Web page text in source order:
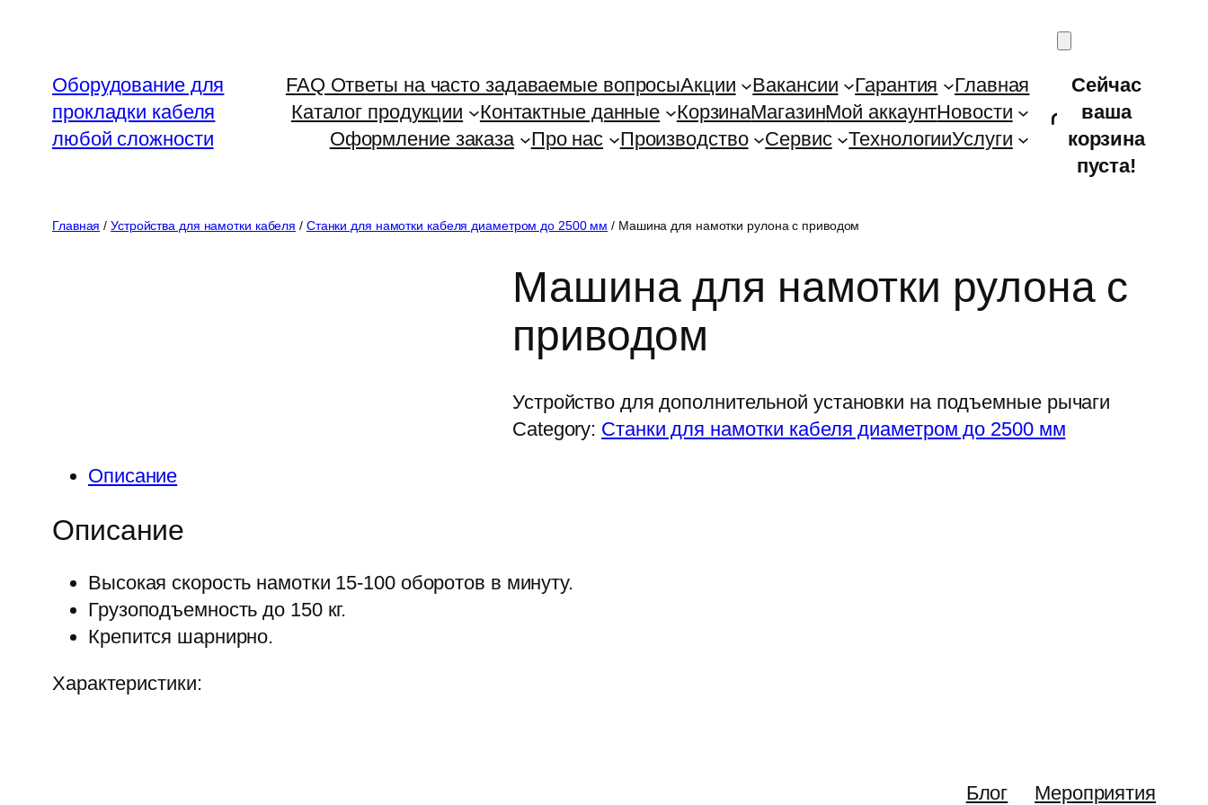
содержимому
Оборудование для
прокладки кабеля
любой сложности
FAQ Ответы на часто задаваемые вопросыАкции Вакансии Гарантия
Главная
Каталог продукции
Контактные данные КорзинаМагазинМой аккаунтНовости
Оформление заказа
Про нас Производство Сервис ТехнологииУслуги
Сейчас
ваша
корзина
пуста!
Главная /Устройства для намотки кабеля / Станки для намотки кабеля диаметром до 2500 мм / Машина для намотки рулона с приводом
Машина для намотки рулона с
приводом
Устройство для дополнительной установки на подъемные рычаги
Category: Станки для намотки кабеля диаметром до 2500 мм
Описание
Описание
Высокая скорость намотки 15-100 оборотов в минуту.
Грузоподъемность до 150 кг.
Крепится шарнирно.
Характеристики:
Блог Мероприятия